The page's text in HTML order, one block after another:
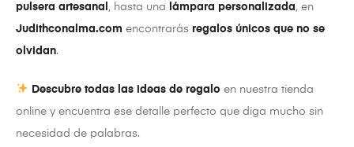
pulsera artesanal , hasta una lámpara personalizada, en
Judithconalma.com encontrarás regalos únicos que no se
olvidan.
Descubre todas las ideas de regalo en nuestra tienda
online y encuentra ese detalle perfecto que diga mucho sin
necesidad de palabras.